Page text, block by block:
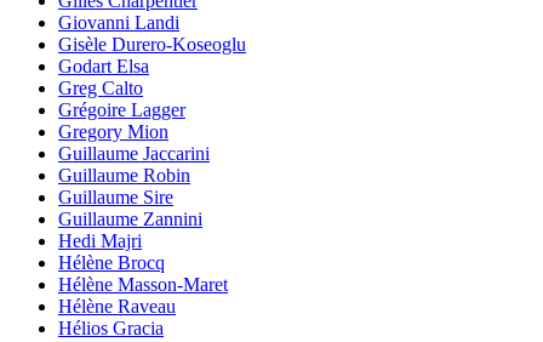
Giovanni Landi
Gisèle Durero-Koseoglu
Godart Elsa
Greg Calto
Grégoire Lagger
Gregory Mion
Guillaume Jaccarini
Guillaume Robin
Guillaume Sire
Guillaume Zannini
Hedi Majri
Hélène Brocq
Hélène Masson-Maret
Hélène Raveau
Hélios Gracia